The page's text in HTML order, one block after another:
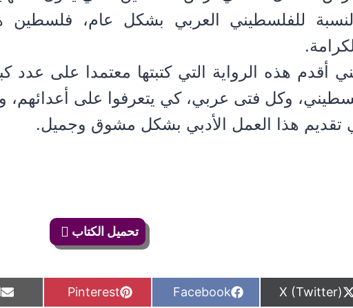
للفلسطيني العربي بشكل عام، فلسطين
أقدم هذه الرواية التي كتبتها معتمدا على عدد
وكل فتى عربي، كي يتعرفوا على
تقديم هذا العمل الأدبي بشكل مشوق وجميل.
تحميل الكتاب
S
h
X (Twitter)
S
h
Facebook
S
h
Pinterest